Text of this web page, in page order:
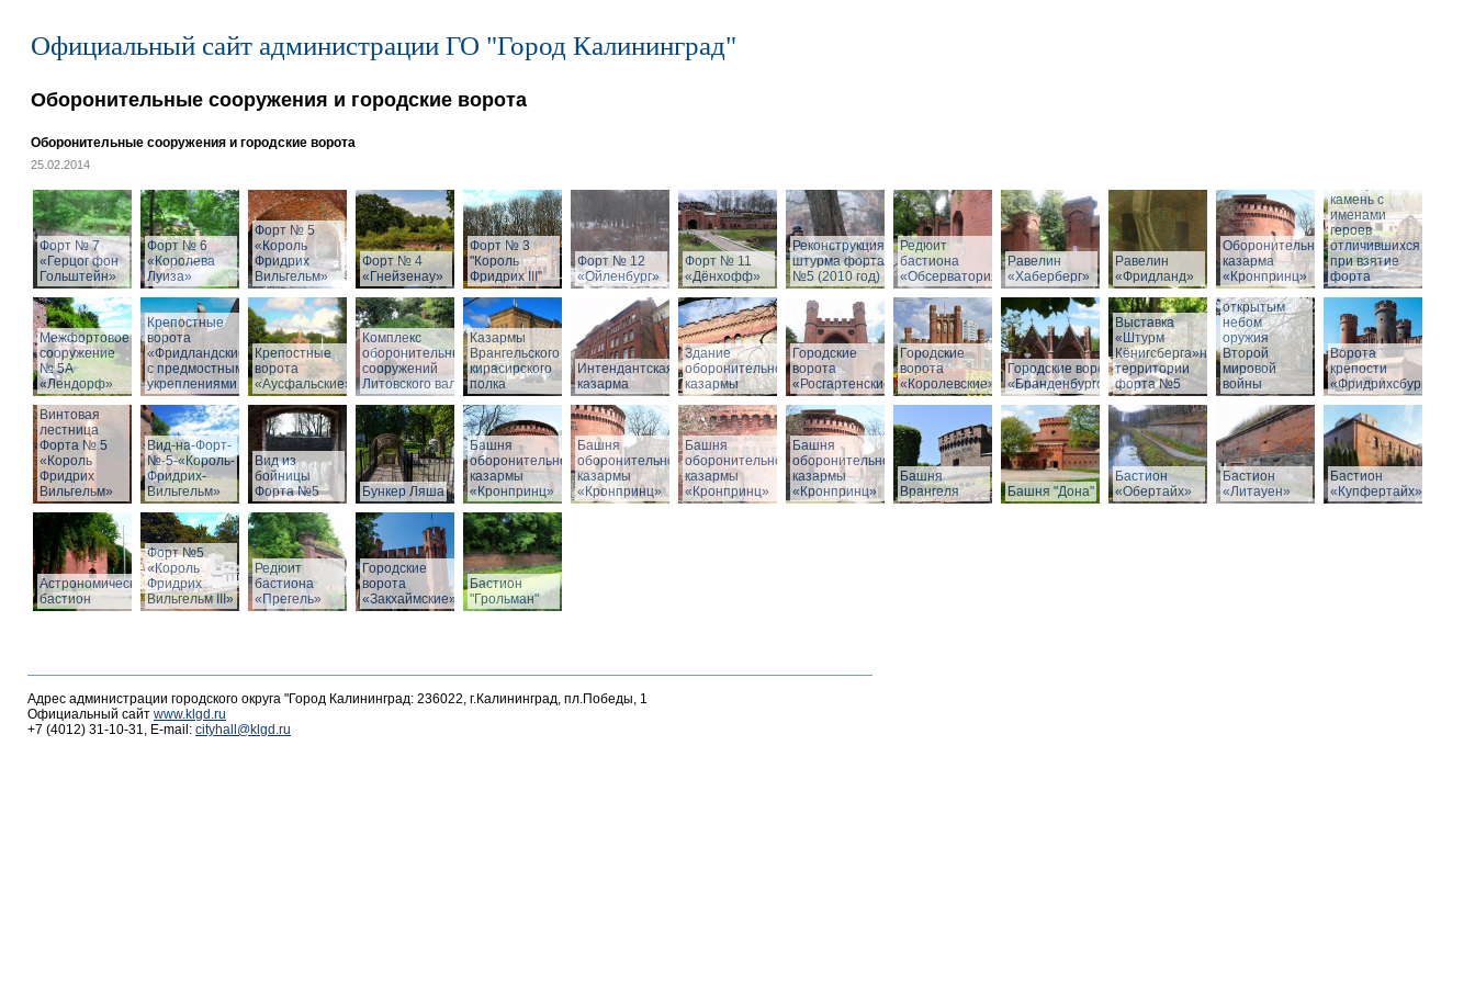
Официальный сайт администрации ГО "Город Калининград"
Оборонительные сооружения и городские ворота
Оборонительные сооружения и городские ворота
25.02.2014
Форт № 7
«Герцог фон
Гольштейн»
Форт № 6
«Королева
Луиза»
Форт № 5
«Король
Фридрих
Вильгельм»
Форт № 4
«Гнейзенау»
Форт № 3
"Король
Фридрих III"
Форт № 12
«Ойленбург»
Форт № 11
«Дёнхофф»
Реконструкция
штурма форта
№5 (2010 год)
Редюит
бастиона
«Обсерватория»
Равелин
«Хаберберг»
Равелин
«Фридланд»
Оборонительная
казарма
«Кронпринц»
камень с
именами
героев
отличившихся
при взятие
форта
Межфортовое
сооружение
№ 5А
«Лендорф»
Крепостные
ворота
«Фридландские»
с предмостными
укреплениями
Крепостные
ворота
«Аусфальские»
Комплекс
оборонительных
сооружений
Литовского вала
Казармы
Врангельского
кирасирского
полка
Интендантская
казарма
Здание
оборонительной
казармы
Городские
ворота
«Росгартенские»
Городские
ворота
«Королевские»
Городские ворота
«Бранденбургские»
Выставка
«Штурм
Кёнигсберга»на
территории
форта №5
Выставка под
открытым
небом
оружия
Второй
мировой
войны
Ворота
крепости
«Фридрихсбург»
Винтовая
лестница
Форта № 5
«Король
Фридрих
Вильгельм»
Вид-на-Форт-
№-5-«Король-
Фридрих-
Вильгельм»
Вид из
бойницы
Форта №5
Бункер Ляша
Башня
оборонительной
казармы
«Кронпринц»
Башня
оборонительной
казармы
«Кронпринц»
Башня
оборонительной
казармы
«Кронпринц»
Башня
оборонительной
казармы
«Кронпринц»
Башня
Врангеля
Башня "Дона"
Бастион
«Обертайх»
Бастион
«Литауен»
Бастион
«Купфертайх»
Астрономический
бастион
Форт №5
«Король
Фридрих
Вильгельм III»
Редюит
бастиона
«Прегель»
Городские
ворота
«Закхаймские»
Бастион
"Грольман"
Адрес администрации городского округа "Город Калининград: 236022, г.Калининград, пл.Победы, 1
Официальный сайт www.klgd.ru
+7 (4012) 31-10-31, E-mail: cityhall@klgd.ru